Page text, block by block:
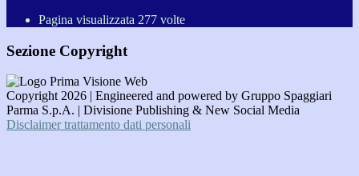
Pagina visualizzata 277 volte
Sezione Copyright
Copyright 2026 | Engineered and powered by Gruppo Spaggiari
Parma S.p.A. | Divisione Publishing & New Social Media
Disclaimer trattamento dati personali